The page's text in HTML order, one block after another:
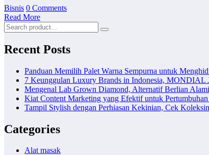
Bisnis 0 Comments
Read More
Recent Posts
Panduan Memilih Palet Warna Sempurna untuk
7 Keunggulan Luxury Brands in Indonesia, MONDIAL
Mengenal Lab Grown Diamond, Alternatif Berlian
Kiat Content Marketing yang Efektif untuk
Tampil Stylish dengan Perhiasan Kekinian, Cek
Categories
Alat masak